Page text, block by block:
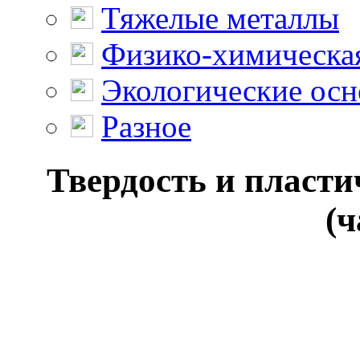
Тяжелые металлы
Физико-
Экологические
Разное
Твердость и